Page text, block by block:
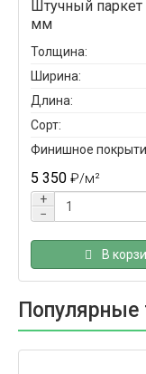
Штучный
мм
Толщина:
Ширина:
Длина:
Сорт:
Финишное
5 350 ₽/м²
+
−
В
Популярные